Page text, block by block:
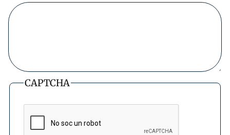
CAPTCHA